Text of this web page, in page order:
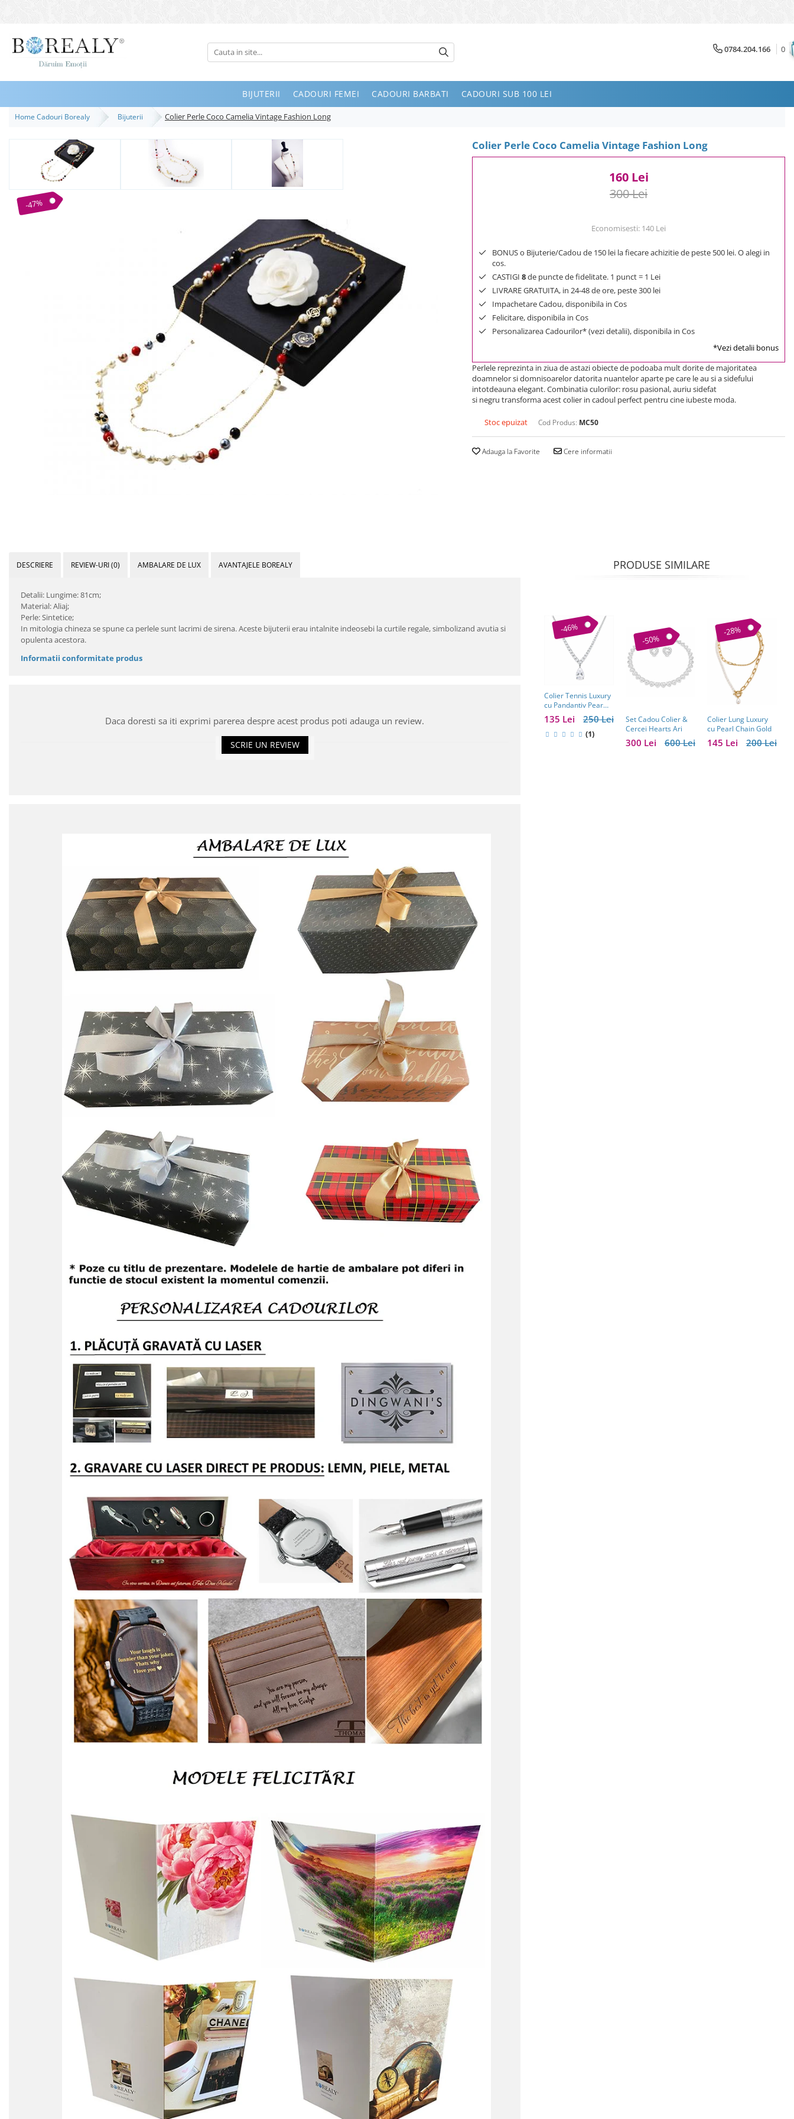
Bijuterii
Inele
Bratari
Destinatari
0784.204.166 0
BIJUTERII CADOURI FEMEI CADOURI BARBATI CADOURI SUB 100 LEI
Home Cadouri Borealy Bijuterii Colier Perle Coco Camelia Vintage Fashion Long
Colier Perle Coco Camelia Vintage Fashion Long
-47%
160 Lei
300 Lei
Economisesti: 140 Lei
BONUS o Bijuterie/Cadou de 150 lei la fiecare achizitie de peste 500 lei. O alegi in
cos.
CASTIGI 8de puncte de fidelitate. 1 punct = 1 Lei
LIVRARE GRATUITA, in 24-48 de ore, peste 300 lei
Impachetare Cadou, disponibila in Cos
Felicitare, disponibila in Cos
Personalizarea Cadourilor* (vezi detalii), disponibila in Cos
*Vezi detalii bonus
Perlele reprezinta in ziua de astazi obiecte de podoaba mult dorite de majoritatea
doamnelor si domnisoarelor datorita nuantelor aparte pe care le au si a sidefului
intotdeauna elegant.Combinatia culorilor: rosu pasional, auriu sidefat
si negru transforma acest colier in cadoul perfect pentru cine iubeste moda.
Stoc epuizat Cod Produs: MC50
Adauga la Favorite Cere informatii
DESCRIERE REVIEW-URI(0) AMBALARE DE LUX AVANTAJELE BOREALY
Detalii: Lungime: 81cm;
Material: Aliaj;
Perle: Sintetice;
In mitologia chineza se spune ca perlele sunt lacrimi de sirena. Aceste bijuterii erau intalnite indeosebi la curtile regale, simbolizand avutia si
opulenta acestora.
Informatii conformitate produs
Daca doresti sa iti exprimi parerea despre acest produs poti adauga un review.
SCRIE UN REVIEW
PRODUSE SIMILARE
-46%
Colier Tennis Luxury
cu Pandantiv Pear
Cut – Eleganță
Atemporală 250 Lei
135 Lei
(1)
-50%
Set Cadou Colier &
Cercei Hearts Ari
600 Lei
300 Lei
-28%
Colier Lung Luxury
cu Pearl Chain Gold
200 Lei
145 Lei